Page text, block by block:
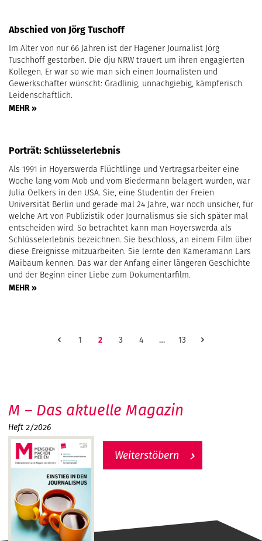
Abschied von Jörg Tuschoff
Im Alter von nur 66 Jahren ist der Hagener Journalist Jörg
Tuschhoff gestorben. Die dju NRW trauert um ihren engagierten
Kollegen. Er war so wie man sich einen Journalisten und
Gewerkschafter wünscht: Gradlinig, unnachgiebig, kämpferisch.
Leidenschaftlich.
MEHR »
Porträt: Schlüsselerlebnis
Als 1991 in Hoyerswerda Flüchtlinge und Vertragsarbeiter eine
Woche lang vom Mob und vom Biedermann belagert wurden, war
Julia Oelkers in den USA. Sie, eine Studentin der Freien
Universität Berlin und gerade mal 24 Jahre, war noch unsicher, für
welche Art von Publizistik oder Journalismus sie sich später mal
entscheiden wird. So betrachtet kann man Hoyerswerda als
Schlüsselerlebnis bezeichnen. Sie beschloss, an einem Film über
diese Ereignisse mitzuarbeiten. Sie lernte den Kameramann Lars
Maibaum kennen. Das war der Anfang einer längeren Geschichte
und der Beginn einer Liebe zum Dokumentarfilm.
MEHR »
1 2 3 4 … 13
M – Das aktuelle Magazin
Heft 2/2026
Weiterstöbern